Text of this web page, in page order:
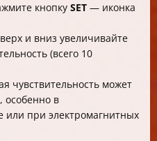
кнопку SET — иконка
и вниз увеличивайте
(всего 10
чувствительность может
особенно в
или при электромагнитных